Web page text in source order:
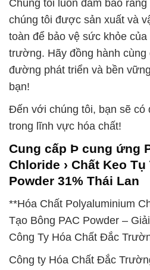
Chúng tôi luôn đảm bảo
chúng tôi được sản xuất và
toàn để bảo vệ sức khỏe
trường. Hãy đồng hành cùng
đường phát triển và bền
bạn!
Đến với chúng tôi, bạn sẽ có
trong lĩnh vực hóa chất!
Cung cấp Þ cung ứng
Chloride › Chất Keo Tụ
Powder 31% Thái Lan
**Hóa Chất Polyaluminium
Tạo Bông PAC Powder –
Công Ty Hóa Chất Đắc
Công ty Hóa Chất Đắc